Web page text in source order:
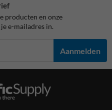
producten en onze
e-mailadres in.
Aanmelden